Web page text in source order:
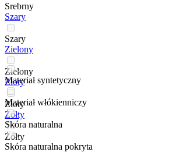
Srebrny
Szary
Szary
Zielony
Zielony
Złoty
Złoty
Żółty
Żółty
Materiał syntetyczny
Materiał włókienniczy
Skóra naturalna
Skóra naturalna pokryta